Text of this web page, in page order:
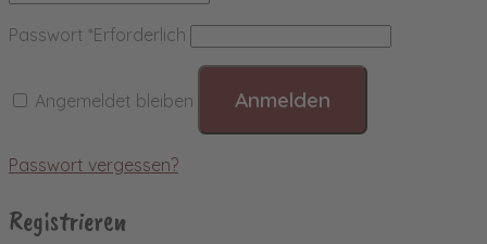
Passwort *Erforderlich
Angemeldet bleiben Anmelden
Passwort vergessen?
Registrieren